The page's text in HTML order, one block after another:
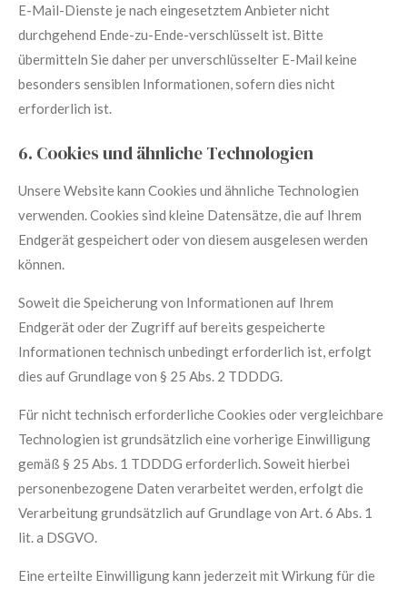
E-Mail-Dienste je nach eingesetztem Anbieter nicht
durchgehend Ende-zu-Ende-verschlüsselt ist. Bitte
übermitteln Sie daher per unverschlüsselter E-Mail keine
besonders sensiblen Informationen, sofern dies nicht
erforderlich ist.
6. Cookies und ähnliche Technologien
Unsere Website kann Cookies und ähnliche Technologien
verwenden. Cookies sind kleine Datensätze, die auf Ihrem
Endgerät gespeichert oder von diesem ausgelesen werden
können.
Soweit die Speicherung von Informationen auf Ihrem
Endgerät oder der Zugriff auf bereits gespeicherte
Informationen technisch unbedingt erforderlich ist, erfolgt
dies auf Grundlage von § 25 Abs. 2 TDDDG.
Für nicht technisch erforderliche Cookies oder vergleichbare
Technologien ist grundsätzlich eine vorherige Einwilligung
gemäß § 25 Abs. 1 TDDDG erforderlich. Soweit hierbei
personenbezogene Daten verarbeitet werden, erfolgt die
Verarbeitung grundsätzlich auf Grundlage von Art. 6 Abs. 1
lit. a DSGVO.
Eine erteilte Einwilligung kann jederzeit mit Wirkung für die